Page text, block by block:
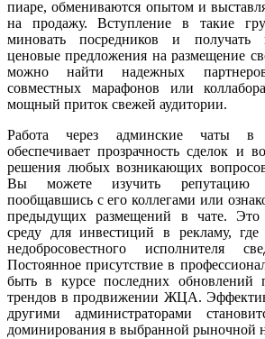
пиаре, обмениваются опытом и
на продажу. Вступление в такие
миновать посредников и получать
ценовые предложения на размещение
можно найти надежных
совместных марафонов или
мощный приток свежей аудитории.
Работа через админские чаты в
обеспечивает прозрачность сделок и
решения любых возникающих
Вы можете изучить репутацию
пообщавшись с его коллегами или
предыдущих размещений в чате. Это
среду для инвестиций в рекламу, где
недобросовестного исполнителя
Постоянное присутствие в
быть в курсе последних
трендов в продвижении ЖЦА.
другими администраторами
доминирования в выбранной рыночной